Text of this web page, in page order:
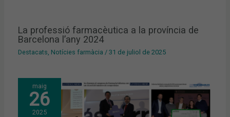
La professió farmacèutica a la província de
Barcelona l’any 2024
Destacats, Notícies farmàcia /31 de juliol de 2025
maig
26
2025